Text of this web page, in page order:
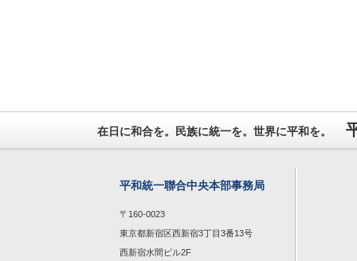
在日に和合を。民族に統一を。世界に平和を。
平和統一聯合中央本部事務局
〒160-0023
東京都新宿区西新宿3丁目3番13号
西新宿水間ビル2F